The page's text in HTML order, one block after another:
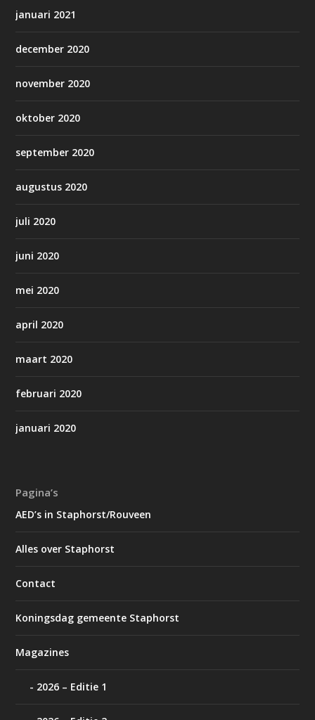
januari 2021
december 2020
november 2020
oktober 2020
september 2020
augustus 2020
juli 2020
juni 2020
mei 2020
april 2020
maart 2020
februari 2020
januari 2020
Pagina’s
AED’s in Staphorst/Rouveen
Alles over Staphorst
Contact
Koningsdag gemeente Staphorst
Magazines
2026 – Editie 1